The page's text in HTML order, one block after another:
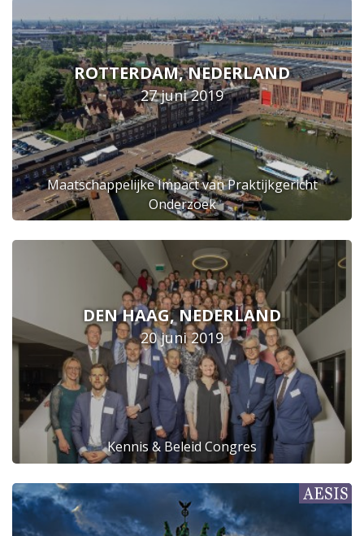
ROTTERDAM, NEDERLAND
27 juni 2019
Maatschappelijke Impact van Praktijkgericht
Onderzoek
DEN HAAG, NEDERLAND
20 juni 2019
Kennis & Beleid Congres